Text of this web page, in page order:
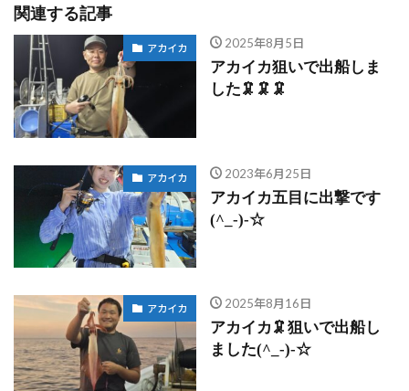
関連する記事
アカイカ 2025年8月5日
アカイカ狙いで出船しま
した🦑🦑🦑
アカイカ 2023年6月25日
アカイカ五目に出撃です
(^_-)-☆
アカイカ 2025年8月16日
アカイカ🦑狙いで出船し
ました(^_-)-☆